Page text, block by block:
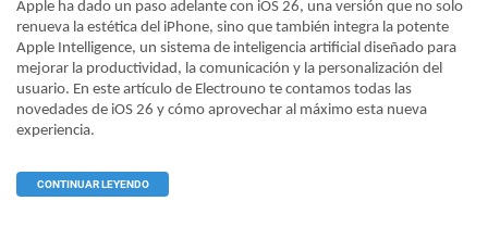
Apple ha dado un paso adelante con iOS 26, una versión que no solo
renueva la estética del iPhone, sino que también integra la potente
Apple Intelligence, un sistema de inteligencia artificial diseñado para
mejorar la productividad, la comunicación y la personalización del
usuario. En este artículo de Electrouno te contamos todas las
novedades de iOS 26 y cómo aprovechar al máximo esta nueva
experiencia.
CONTINUAR LEYENDO